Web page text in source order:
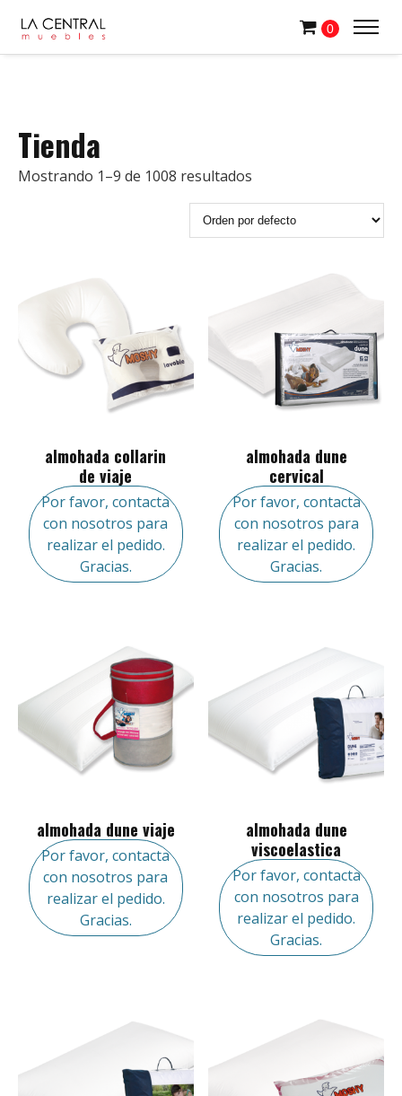
0
Tienda
Mostrando 1–9 de 1008 resultados
almohada collarin
de viaje
Por favor, contacta
con nosotros para
realizar el pedido.
Gracias.
almohada dune
cervical
Por favor, contacta
con nosotros para
realizar el pedido.
Gracias.
almohada dune viaje
Por favor, contacta
con nosotros para
realizar el pedido.
Gracias.
almohada dune
viscoelastica
Por favor, contacta
con nosotros para
realizar el pedido.
Gracias.